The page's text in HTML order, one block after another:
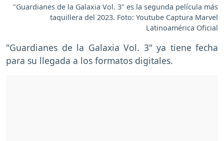
"Guardianes de la Galaxia Vol. 3" es la segunda película más
taquillera del 2023. Foto: Youtube Captura Marvel
Latinoamérica Oficial
"Guardianes de la Galaxia Vol. 3" ya tiene fecha
para su llegada a los formatos digitales.